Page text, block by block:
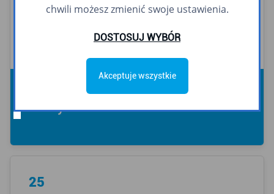
- Al. Zwycięstwa - Świętojańska - Pl. Kaszubski -
Janka Wiśniewskiego - Al. Solidarności -
Stocznia Gdynia
Gdynia
25
chwili możesz zmienić swoje ustawienia.
DOSTOSUJ WYBÓR
Akceptuje wszystkie